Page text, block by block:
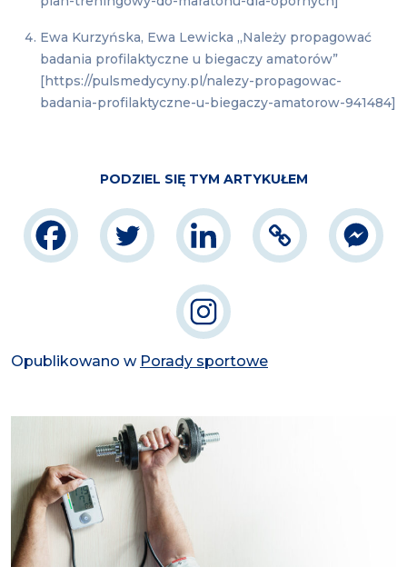
Ewa Kurzyńska, Ewa Lewicka „Należy propagować
badania profilaktyczne u biegaczy amatorów”
[https://pulsmedycyny.pl/nalezy-propagowac-
badania-profilaktyczne-u-biegaczy-amatorow-941484]
PODZIEL SIĘ TYM ARTYKUŁEM
Opublikowano w Porady sportowe